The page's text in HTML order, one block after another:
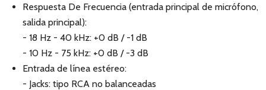
Respuesta De Frecuencia (entrada principal de micrófono,
salida principal):
- 18 Hz - 40 kHz: +0 dB / -1 dB
- 10 Hz - 75 kHz: +0 dB / -3 dB
Entrada de línea estéreo:
- Jacks: tipo RCA no balanceadas